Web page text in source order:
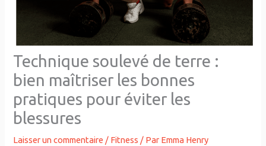
Technique soulevé de terre :
bien maîtriser les bonnes
pratiques pour éviter les
blessures
Laisser un commentaire / Fitness / Par Emma Henry